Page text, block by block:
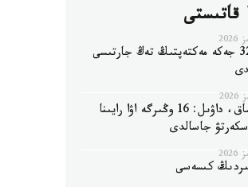
قاتىستى
قىزىلوردادا 32 جەكە مەكتەپتىڭ تەڭ جارتىسى
نوسەر، بۇرشاق، داۋىل: 16 وڭىرگە اۋا رايىنا
جاسالدى
كىسەسى